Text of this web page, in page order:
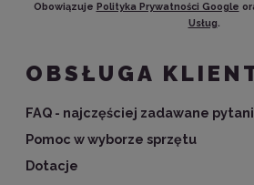
Obowiązuje Polityka Prywatności Google
Usług.
OBSŁUGA
FAQ - najczęściej zadawane
Pomoc w wyborze sprzętu
Dotacje